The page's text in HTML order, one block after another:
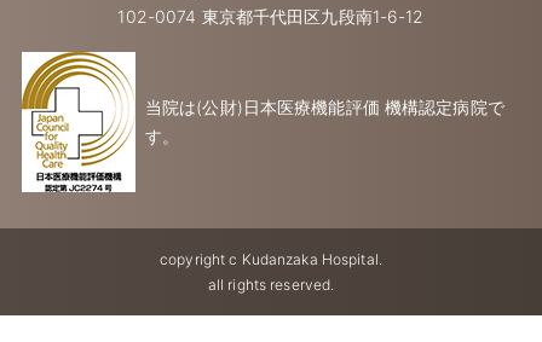
102-0074 東京都千代田区九段南1-6-12
当院は(公財)日本医療機能評価 機構認定病院で
す。
copyright c Kudanzaka Hospital.
all rights reserved.